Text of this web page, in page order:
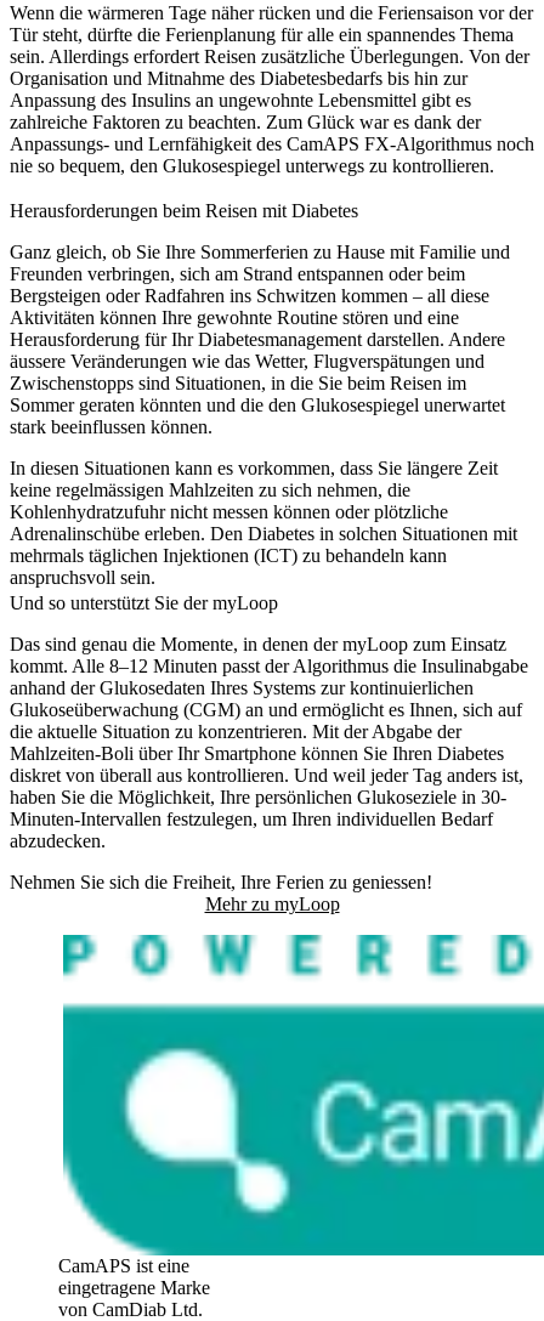
Wenn die wärmeren Tage näher rücken und die Feriensaison vor der
Tür steht, dürfte die Ferienplanung für alle ein spannendes Thema
sein. Allerdings erfordert Reisen zusätzliche Überlegungen. Von der
Organisation und Mitnahme des Diabetesbedarfs bis hin zur
Anpassung des Insulins an ungewohnte Lebensmittel gibt es
zahlreiche Faktoren zu beachten. Zum Glück war es dank der
Anpassungs- und Lernfähigkeit des CamAPS FX-Algorithmus noch
nie so bequem, den Glukosespiegel unterwegs zu kontrollieren.
Herausforderungen beim Reisen mit Diabetes
Ganz gleich, ob Sie Ihre Sommerferien zu Hause mit Familie und
Freunden verbringen, sich am Strand entspannen oder beim
Bergsteigen oder Radfahren ins Schwitzen kommen – all diese
Aktivitäten können Ihre gewohnte Routine stören und eine
Herausforderung für Ihr Diabetesmanagement darstellen. Andere
äussere Veränderungen wie das Wetter, Flugverspätungen und
Zwischenstopps sind Situationen, in die Sie beim Reisen im
Sommer geraten könnten und die den Glukosespiegel unerwartet
stark beeinflussen können.
In diesen Situationen kann es vorkommen, dass Sie längere Zeit
keine regelmässigen Mahlzeiten zu sich nehmen, die
Kohlenhydratzufuhr nicht messen können oder plötzliche
Adrenalinschübe erleben. Den Diabetes in solchen Situationen mit
mehrmals täglichen Injektionen (ICT) zu behandeln kann
anspruchsvoll sein.
Und so unterstützt Sie der myLoop
Das sind genau die Momente, in denen der myLoop zum Einsatz
kommt. Alle 8–12 Minuten passt der Algorithmus die Insulinabgabe
anhand der Glukosedaten Ihres Systems zur kontinuierlichen
Glukoseüberwachung (CGM) an und ermöglicht es Ihnen, sich auf
die aktuelle Situation zu konzentrieren. Mit der Abgabe der
Mahlzeiten-Boli über Ihr Smartphone können Sie Ihren Diabetes
diskret von überall aus kontrollieren. Und weil jeder Tag anders ist,
haben Sie die Möglichkeit, Ihre persönlichen Glukoseziele in 30-
Minuten-Intervallen festzulegen, um Ihren individuellen Bedarf
abzudecken.
Nehmen Sie sich die Freiheit, Ihre Ferien zu geniessen!
Mehr zu myLoop
CamAPS ist eine
eingetragene Marke
von CamDiab Ltd.